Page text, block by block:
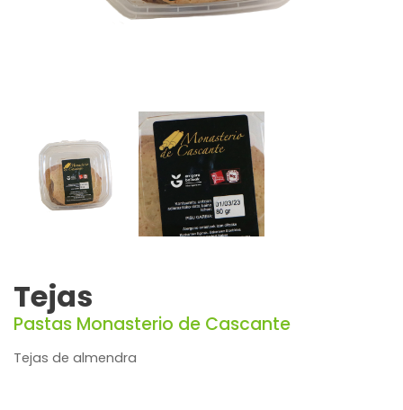
Tejas
Pastas Monasterio de Cascante
Tejas de almendra